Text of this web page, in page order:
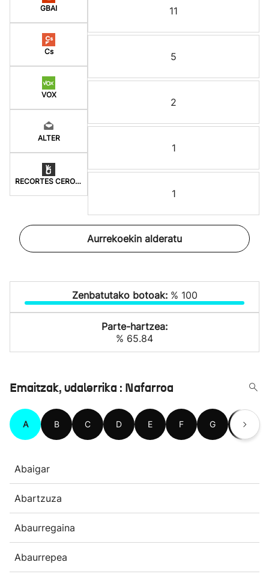
GBAI
Cs
VOX
ALTER
RECORTES CERO-LV-GVE
11
5
2
1
1
Aurrekoekin alderatu
Zenbatutako botoak: % 100
Parte-hartzea:
% 65.84
Emaitzak, udalerrika : Nafarroa
A B C D E F G H
Abaigar
Abartzuza
Abaurregaina
Abaurrepea